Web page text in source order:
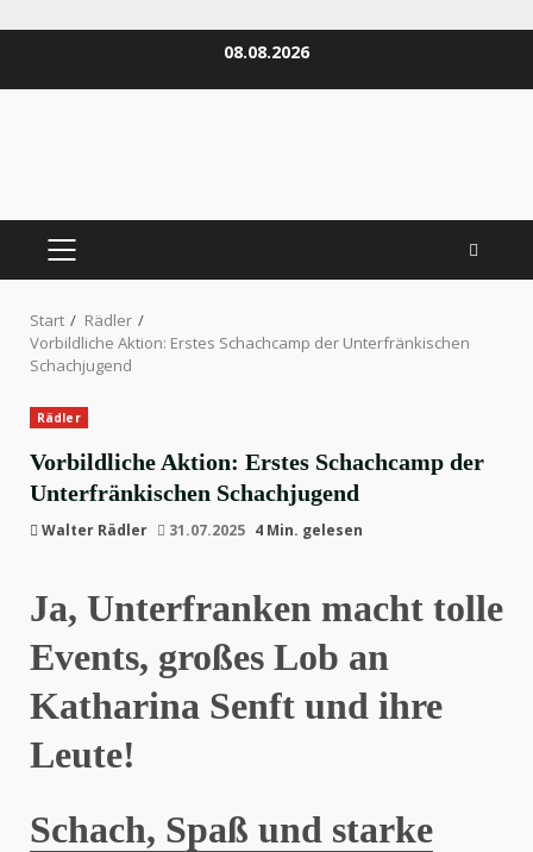
08.08.2026
PRIMÄRES
Start
Rädler
Vorbildliche Aktion: Erstes Schachcamp der Unterfränkischen
Schachjugend
Rädler
Vorbildliche Aktion: Erstes Schachcamp der
Unterfränkischen Schachjugend
Walter Rädler 31.07.2025 4 Min. gelesen
Ja, Unterfranken macht tolle
Events, großes Lob an
Katharina Senft und ihre
Leute!
Schach, Spaß und starke